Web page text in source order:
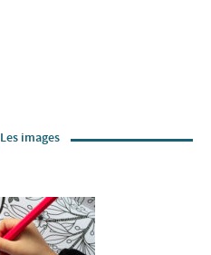
Les images